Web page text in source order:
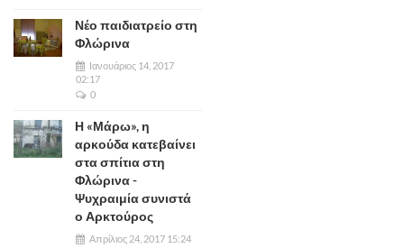
Νέο παιδιατρείο στη
Φλώρινα
Ιανουάριος 14, 2017
02:17
0
Η «Μάρω», η
αρκούδα κατεβαίνει
στα σπίτια στη
Φλώρινα -
Ψυχραιμία συνιστά
ο Αρκτούρος
Απρίλιος 24, 2017 15:24